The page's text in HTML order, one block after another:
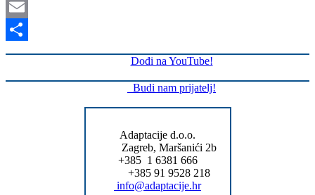
Mastodon
Email
Share
Dođi na YouTube!
Budi nam prijatelj!
Adaptacije d.o.o.
Zagreb, Maršanići 2b
+385 1 6381 666
+385 91 9528 218
info@adaptacije.hr